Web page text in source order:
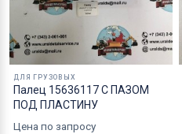
ДЛЯ ГРУЗОВЫХ
Палец 15636117 С ПАЗОМ
ПОД ПЛАСТИНУ
Цена по запросу